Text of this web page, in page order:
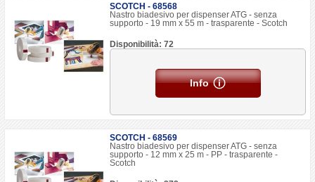
SCOTCH - 68568
Nastro biadesivo per dispenser ATG - senza
supporto - 19 mm x 55 m - trasparente - Scotch
Disponibilità: 72
Info
SCOTCH - 68569
Nastro biadesivo per dispenser ATG - senza
supporto - 12 mm x 25 m - PP - trasparente -
Scotch